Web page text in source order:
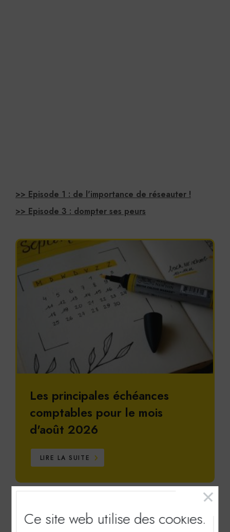
>> Episode 1 : de l'importance de réseauter !
>> Episode 3 : dompter ses peurs
Les principales échéances
comptables pour le mois
d'août 2026
LIRE LA SUITE
Ce site web utilisedes cookies.